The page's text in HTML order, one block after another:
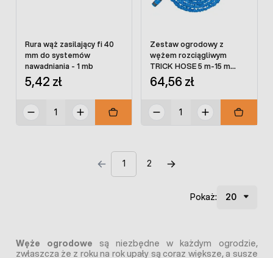
Rura wąż zasilający fi 40
mm do systemów
nawadniania - 1 mb
5,42 zł
Zestaw ogrodowy z
wężem rozciągliwym
TRICK HOSE 5 m-15 m
niebieski
64,56 zł
1 2
Pokaż:
Węże ogrodowe są niezbędne w każdym ogrodzie,
zwłaszcza że z roku na rok upały są coraz większe, a susze